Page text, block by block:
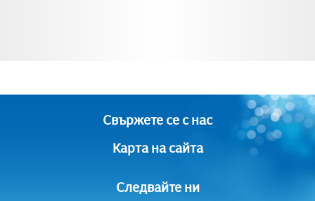
Свържете се с нас
Карта на сайта
Следвайте ни